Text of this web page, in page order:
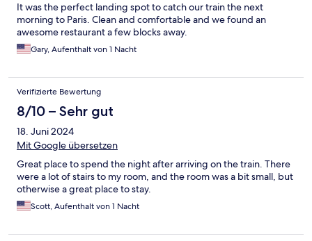
It was the perfect landing spot to catch our train the next
morning to Paris. Clean and comfortable and we found an
awesome restaurant a few blocks away.
Gary, Aufenthalt von 1 Nacht
Verifizierte Bewertung
8/10 – Sehr gut
18. Juni 2024
Mit Google übersetzen
Great place to spend the night after arriving on the train. There
were a lot of stairs to my room, and the room was a bit small, but
otherwise a great place to stay.
Scott, Aufenthalt von 1 Nacht